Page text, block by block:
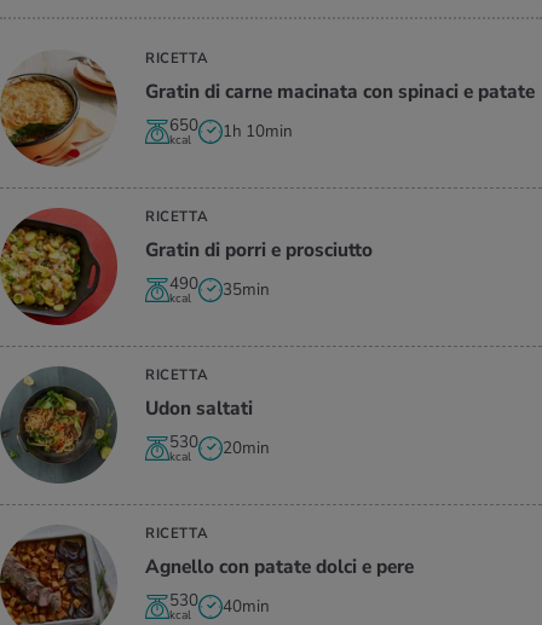
RICETTA
Gra­tin di carne ma­ci­na­ta con spi­na­ci e pa­ta­te
650
kcal 1h 10min
RICETTA
Gra­tin di porri e pro­sciut­to
490
kcal 35min
RICETTA
Udon sal­ta­ti
530
kcal 20min
RICETTA
Agnel­lo con pa­ta­te dolci e pere
530
kcal 40min